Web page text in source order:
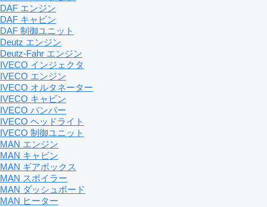
DAF エンジン
DAF キャビン
DAF 制御ユニット
Deutz エンジン
Deutz-Fahr エンジン
IVECO インジェクタ
IVECO エンジン
IVECO オルタネーター
IVECO キャビン
IVECO バンパー
IVECO ヘッドライト
IVECO 制御ユニット
MAN エンジン
MAN キャビン
MAN ギアボックス
MAN スポイラー
MAN ダッシュボード
MAN ヒーター